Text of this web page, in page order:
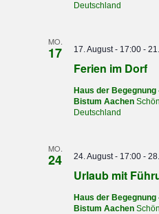
Deutschland
MO.
17
Ferien im Dorf
17. August - 17:00 -
Haus der
Bistum Aachen
Deutschland
MO.
24
Urlaub mit
24. August - 17:00 -
Haus der
Bistum Aachen